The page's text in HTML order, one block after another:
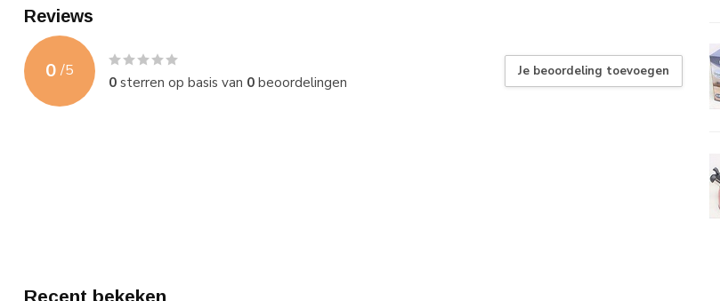
Reviews
0 /5
0sterren op basis van 0beoordelingen
Je beoordeling toevoegen
Recent bekeken